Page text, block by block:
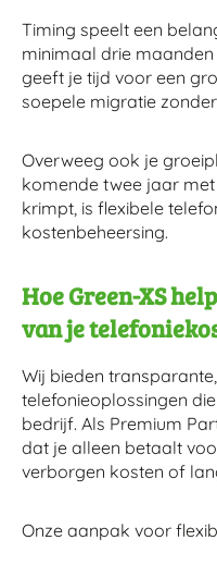
Timing speelt een
minimaal drie
geeft je tijd voor een
soepele migratie
Overweeg ook je
komende twee jaar
krimpt, is flexibele
kostenbeheersing.
Hoe Green-XS
van je
Wij bieden
telefonieoplossingen
bedrijf. Als Premium
dat je alleen betaalt
verborgen kosten of
Onze aanpak voor